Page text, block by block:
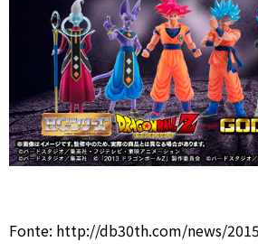
Fonte: http://db30th.com/news/